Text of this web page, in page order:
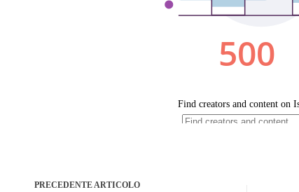
PRECEDENTEARTICOLO